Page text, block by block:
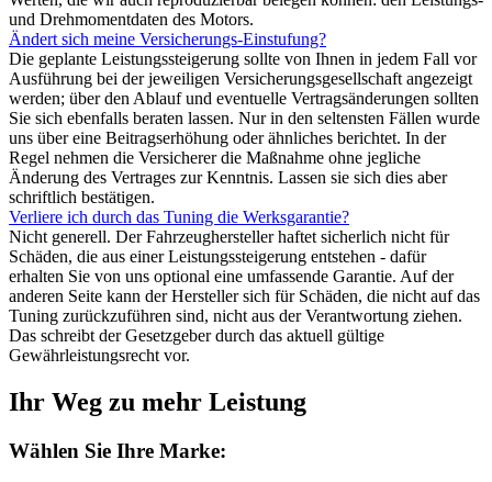
und Drehmomentdaten des Motors.
Ändert sich meine Versicherungs-Einstufung?
Die geplante Leistungssteigerung sollte von Ihnen in jedem Fall vor
Ausführung bei der jeweiligen Versicherungsgesellschaft angezeigt
werden; über den Ablauf und eventuelle Vertragsänderungen sollten
Sie sich ebenfalls beraten lassen. Nur in den seltensten Fällen wurde
uns über eine Beitragserhöhung oder ähnliches berichtet. In der
Regel nehmen die Versicherer die Maßnahme ohne jegliche
Änderung des Vertrages zur Kenntnis. Lassen sie sich dies aber
schriftlich bestätigen.
Verliere ich durch das Tuning die Werksgarantie?
Nicht generell. Der Fahrzeughersteller haftet sicherlich nicht für
Schäden, die aus einer Leistungssteigerung entstehen - dafür
erhalten Sie von uns optional eine umfassende Garantie. Auf der
anderen Seite kann der Hersteller sich für Schäden, die nicht auf das
Tuning zurückzuführen sind, nicht aus der Verantwortung ziehen.
Das schreibt der Gesetzgeber durch das aktuell gültige
Gewährleistungsrecht vor.
Ihr Weg zu mehr Leistung
Wählen Sie Ihre Marke: